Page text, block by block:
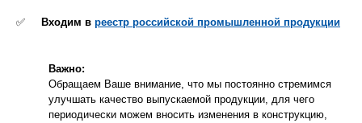
✅ Входим в реестр российской промышленной продукции
Важно:
Обращаем Ваше внимание, что мы постоянно стремимся
улучшать качество выпускаемой продукции, для чего
периодически можем вносить изменения в конструкцию,